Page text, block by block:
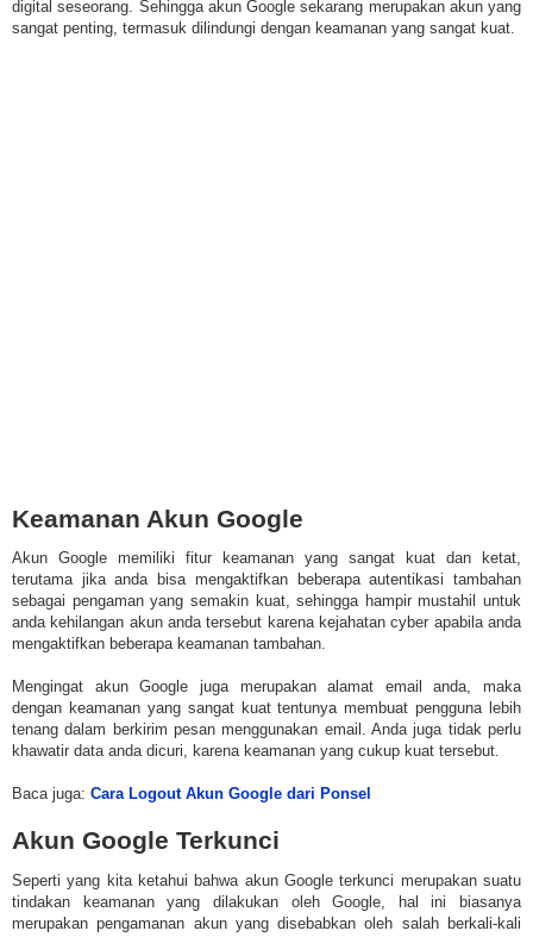
digital seseorang. Sehingga akun Google sekarang merupakan akun yang
sangat penting, termasuk dilindungi dengan keamanan yang sangat kuat.
Keamanan Akun Google
Akun Google memiliki fitur keamanan yang sangat kuat dan ketat,
terutama jika anda bisa mengaktifkan beberapa autentikasi tambahan
sebagai pengaman yang semakin kuat, sehingga hampir mustahil untuk
anda kehilangan akun anda tersebut karena kejahatan cyber apabila anda
mengaktifkan beberapa keamanan tambahan.
Mengingat akun Google juga merupakan alamat email anda, maka
dengan keamanan yang sangat kuat tentunya membuat pengguna lebih
tenang dalam berkirim pesan menggunakan email. Anda juga tidak perlu
khawatir data anda dicuri, karena keamanan yang cukup kuat tersebut.
Baca juga: Cara Logout Akun Google dari Ponsel
Akun Google Terkunci
Seperti yang kita ketahui bahwa akun Google terkunci merupakan suatu
tindakan keamanan yang dilakukan oleh Google, hal ini biasanya
merupakan pengamanan akun yang disebabkan oleh salah berkali-kali